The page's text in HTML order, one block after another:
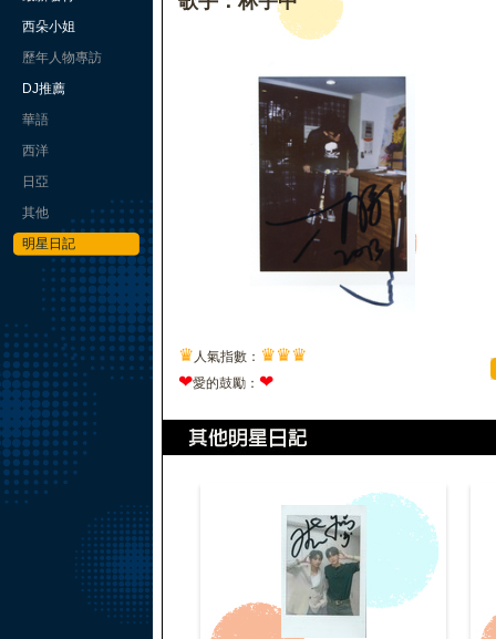
西朵小姐
歷年人物專訪
DJ推薦
華語
西洋
日亞
其他
明星日記
♛ 人氣指數： ♛♛♛
❤愛的鼓勵： ❤